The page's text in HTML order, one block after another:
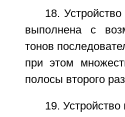
18.
выполнена с
тонов
при этом
полосы второго
19.